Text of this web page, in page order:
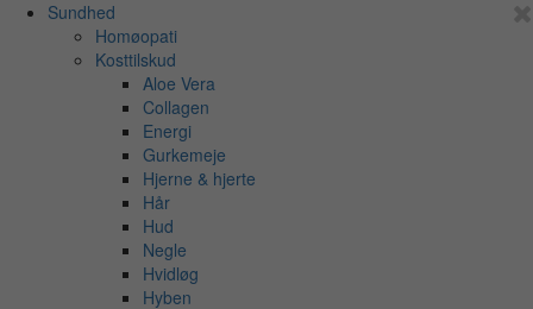
Sundhed
Homøopati
Kosttilskud
Aloe Vera
Collagen
Energi
Gurkemeje
Hjerne & hjerte
Hår
Hud
Negle
Hvidløg
Hyben